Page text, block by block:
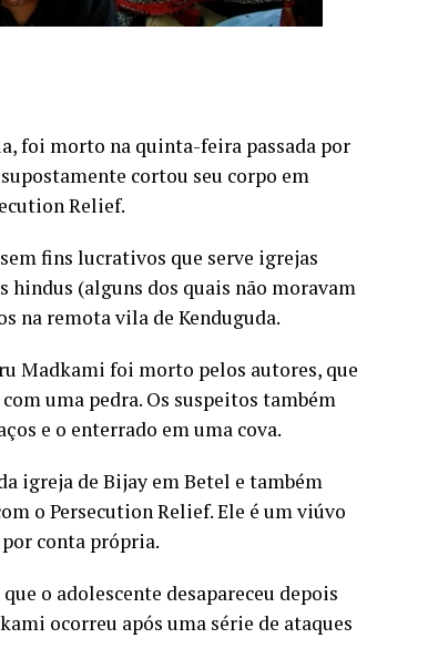
foi morto na quinta-feira passada por
cortou seu corpo em
Relief.
fins lucrativos que serve igrejas
hindus (alguns dos quais não moravam
na remota vila de Kenduguda.
Madkami foi morto pelos autores, que
uma pedra. Os suspeitos também
e o enterrado em uma cova.
igreja de Bijay em Betel e também
o Persecution Relief. Ele é um viúvo
por conta própria.
o adolescente desapareceu depois
ocorreu após uma série de ataques